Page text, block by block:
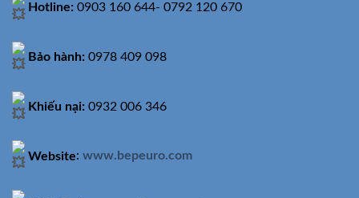
Hotline: 0903 160 644- 0792 120 670
Bảo hành: 0978 409 098
Khiếu nại: 0932 006 346
Website: www.bepeuro.com